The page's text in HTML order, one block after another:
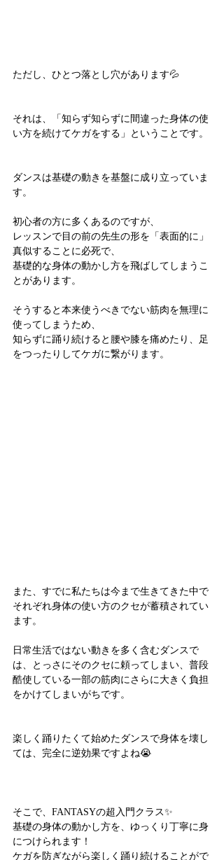
ただし、ひとつ落とし穴があります💦
それは、「知らず知らずに間違った身体の使
い方を続けてケガをする」ということです。
ダンスは基礎の動きを基盤に成り立っていま
す。
初心者の方に多くあるのですが、
レッスンで目の前の先生の形を「表面的に」
真似することに必死で、
基礎的な身体の動かし方を飛ばしてしまうこ
とがあります。
そうすると本来使うべきでない筋肉を無理に
使ってしまうため、
知らずに踊り続けると腰や膝を痛めたり、足
をつったりしてケガに繋がります。
また、すでに私たちは今まで生きてきた中で
それぞれ身体の使い方のクセが蓄積されてい
ます。
日常生活ではない動きを多く含むダンスで
は、とっさにそのクセに頼ってしまい、普段
酷使している一部の筋肉にさらに大きく負担
をかけてしまいがちです。
楽しく踊りたくて始めたダンスで身体を壊し
ては、完全に逆効果ですよね😭
そこで、FANTASYの超入門クラス✨
基礎の身体の動かし方を、ゆっくり丁寧に身
につけられます！
ケガを防ぎながら楽しく踊り続けることがで